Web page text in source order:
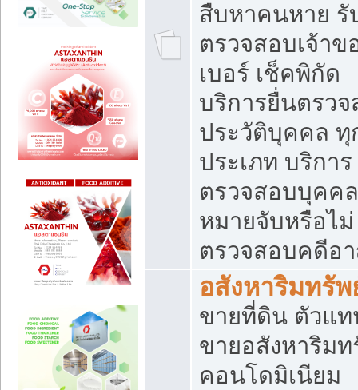
สืบหาคนหาย รั
ตรวจสอบเจ้าข
เบอร์ เช็คพิกัด
บริการยื่นตรว
ประวัติบุคคล ทุ
ประเภท บริการ
ตรวจสอบบุคค
หมายจับหรือไม่
ตรวจสอบคดีอ
อสังหาริมทรัพ
ขายที่ดิน ตัวแ
ขายอสังหาริมท
คอนโดมิเนียม